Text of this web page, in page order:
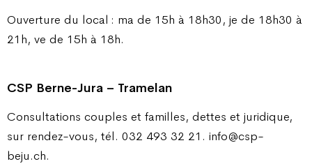
Ouverture du local : ma de 15h à 18h30, je de 18h30 à
21h, ve de 15h à 18h.
CSP Berne-Jura – Tramelan
Consultations couples et familles, dettes et juridique,
sur rendez-vous, tél. 032 493 32 21. info@csp-
beju.ch.